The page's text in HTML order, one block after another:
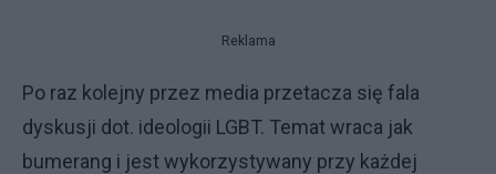
Reklama
Po raz kolejny przez media przetacza się fala
dyskusji dot. ideologii LGBT. Temat wraca jak
bumerang i jest wykorzystywany przy każdej